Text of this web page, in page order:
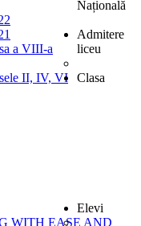
Națională
a VIII-a
II, IV, VI
Admitere
liceu
Clasa
WITH EASE AND
Elevi